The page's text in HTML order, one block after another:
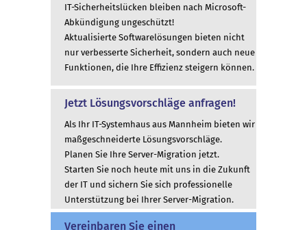
IT-Sicherheitslücken bleiben nach Microsoft-
Abkündigung ungeschützt!
Aktualisierte Softwarelösungen bieten nicht
nur verbesserte Sicherheit, sondern auch neue
Funktionen, die Ihre Effizienz steigern können.
Jetzt Lösungsvorschläge anfragen!
Als Ihr IT-Systemhaus aus Mannheim bieten wir
maßgeschneiderte Lösungsvorschläge.
Planen Sie Ihre Server-Migration jetzt.
Starten Sie noch heute mit uns in die Zukunft
der IT und sichern Sie sich professionelle
Unterstützung bei Ihrer Server-Migration.
Vereinbaren Sie einen